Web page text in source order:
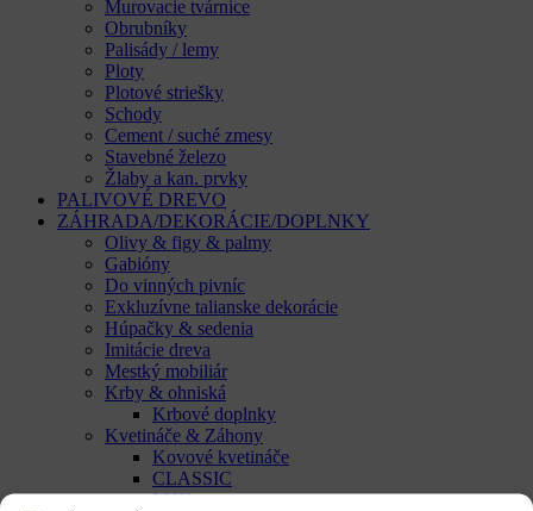
Murovacie tvárnice
Obrubníky
Palisády / lemy
Ploty
Plotové striešky
Schody
Cement / suché zmesy
Stavebné železo
Žlaby a kan. prvky
PALIVOVÉ DREVO
ZÁHRADA/DEKORÁCIE/DOPLNKY
Olivy & figy & palmy
Gabióny
Do vinných pivníc
Exkluzívne talianske dekorácie
Húpačky & sedenia
Imitácie dreva
Mestký mobiliár
Krby & ohniská
Krbové doplnky
Kvetináče & Záhony
Kovové kvetináče
CLASSIC
LUX